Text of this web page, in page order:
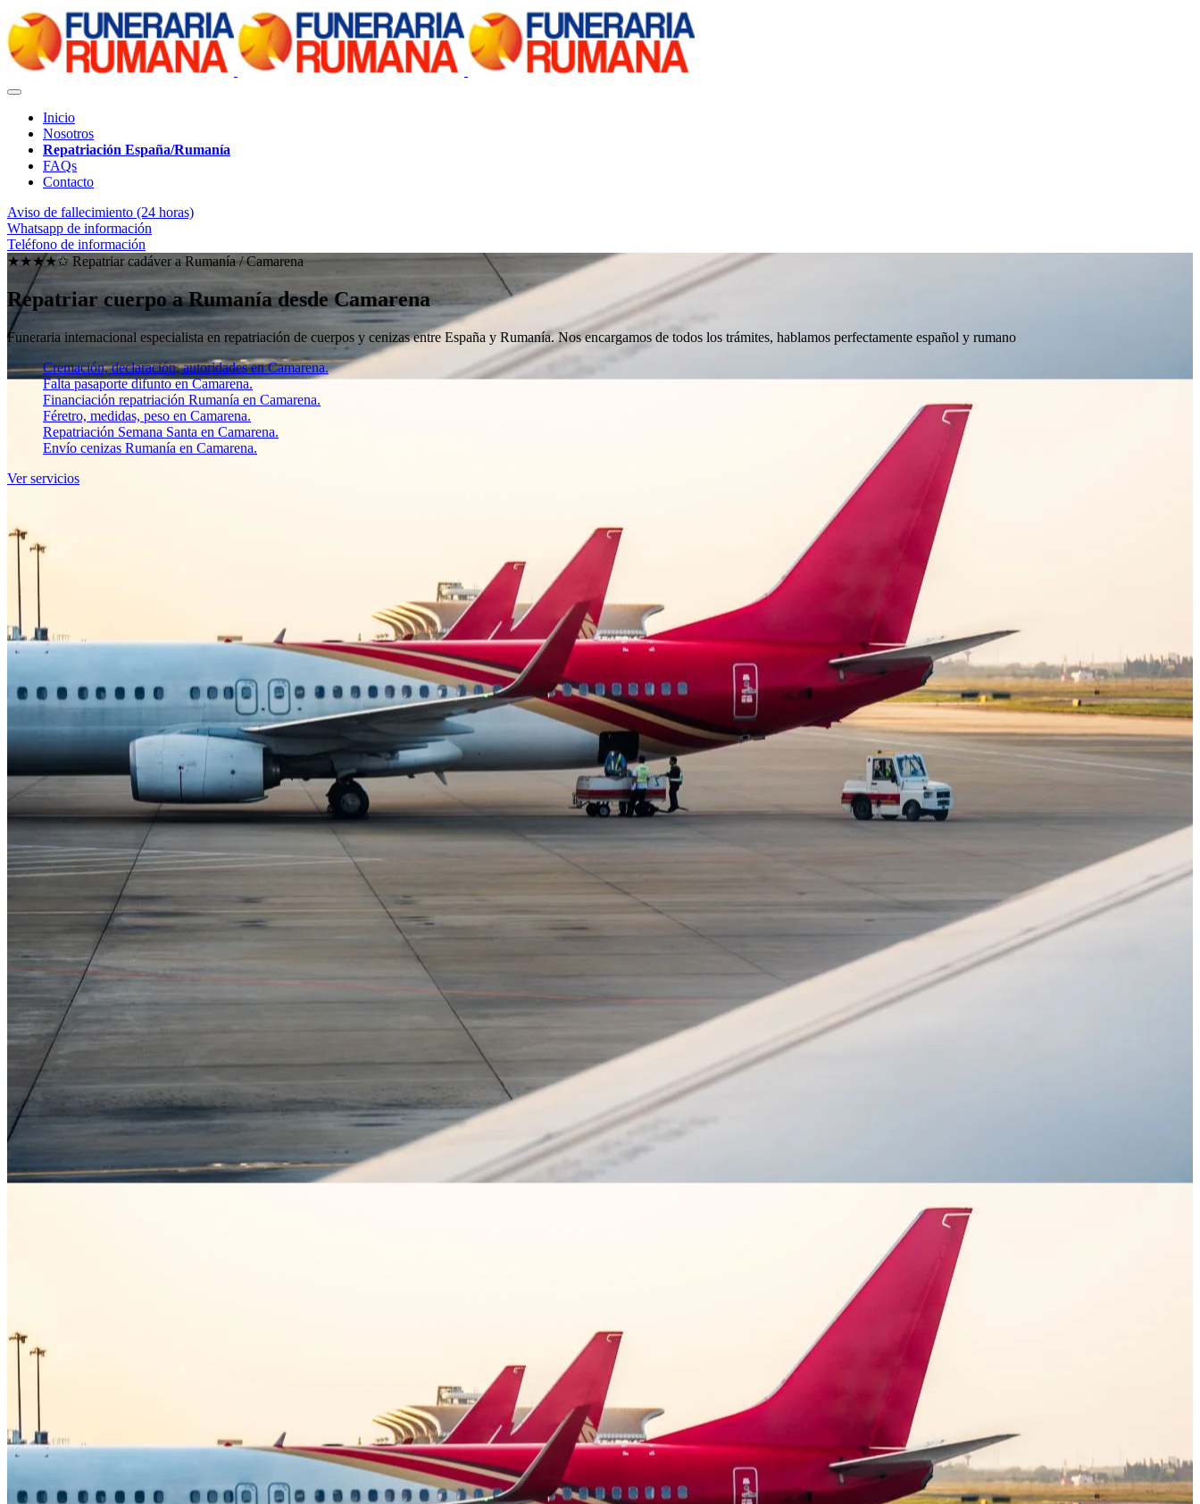
Inicio
Nosotros
Repatriación España/Rumanía
FAQs
Contacto
Aviso de fallecimiento (24 horas)
Whatsapp de información
Teléfono de información
★★★★✩ Repatriar cadáver a Rumanía /Camarena
Repatriar cuerpo a Rumanía desde Camarena
Funeraria internacional especialista en repatriación de cuerpos y cenizas entre España y Rumanía. Nos encargamos de todos los trámites, hablamos perfectamente español y rumano
Cremación, declaración, autoridades en Camarena.
Falta pasaporte difunto en Camarena.
Financiación repatriación Rumanía en Camarena.
Féretro, medidas, peso en Camarena.
Repatriación Semana Santa en Camarena.
Envío cenizas Rumanía en Camarena.
Ver servicios